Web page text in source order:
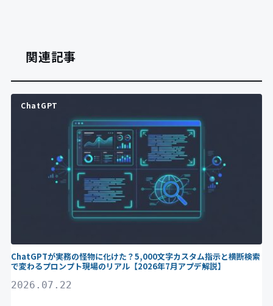
関連記事
ChatGPT
ChatGPTが実務の怪物に化けた？5,000文字カスタム指示と横断検索
で変わるプロンプト現場のリアル【2026年7月アプデ解説】
2026.07.22